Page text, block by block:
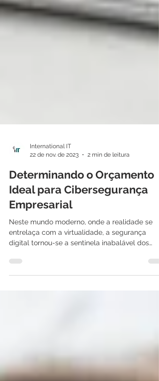
22 de nov. de 2023
2 min de leitura
Determinando o Orçamento
Ideal para Cibersegurança
Empresarial
Neste mundo moderno, onde a realidade se
digital tornou-se a sentinela inabalável dos